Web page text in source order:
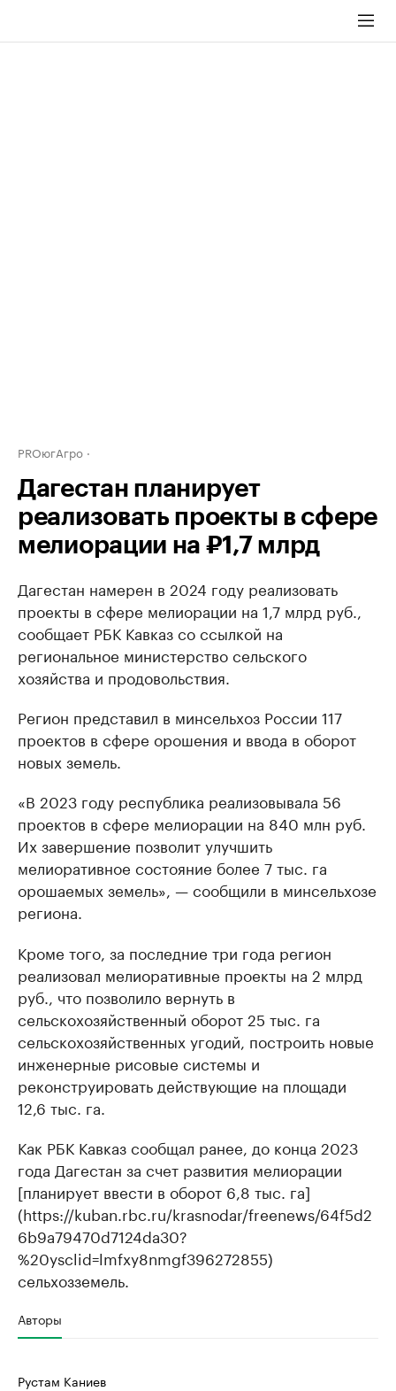
PROюгАгро
Дагестан планирует
реализовать проекты в сфере
мелиорации на ₽1,7 млрд
Дагестан намерен в 2024 году реализовать
проекты в сфере мелиорации на 1,7 млрд руб.,
сообщает РБК Кавказ со ссылкой на
региональное министерство сельского
хозяйства и продовольствия.
Регион представил в минсельхоз России 117
проектов в сфере орошения и ввода в оборот
новых земель.
«В 2023 году республика реализовывала 56
проектов в сфере мелиорации на 840 млн руб.
Их завершение позволит улучшить
мелиоративное состояние более 7 тыс. га
орошаемых земель», — сообщили в минсельхозе
региона.
Кроме того, за последние три года регион
реализовал мелиоративные проекты на 2 млрд
руб., что позволило вернуть в
сельскохозяйственный оборот 25 тыс. га
сельскохозяйственных угодий, построить новые
инженерные рисовые системы и
реконструировать действующие на площади
12,6 тыс. га.
Как РБК Кавказ сообщал ранее, до конца 2023
года Дагестан за счет развития мелиорации
[планирует ввести в оборот 6,8 тыс. га]
(https://kuban.rbc.ru/krasnodar/freenews/64f5d2
6b9a79470d7124da30?
%20ysclid=lmfxy8nmgf396272855)
сельхозземель.
Авторы
Рустам Каниев